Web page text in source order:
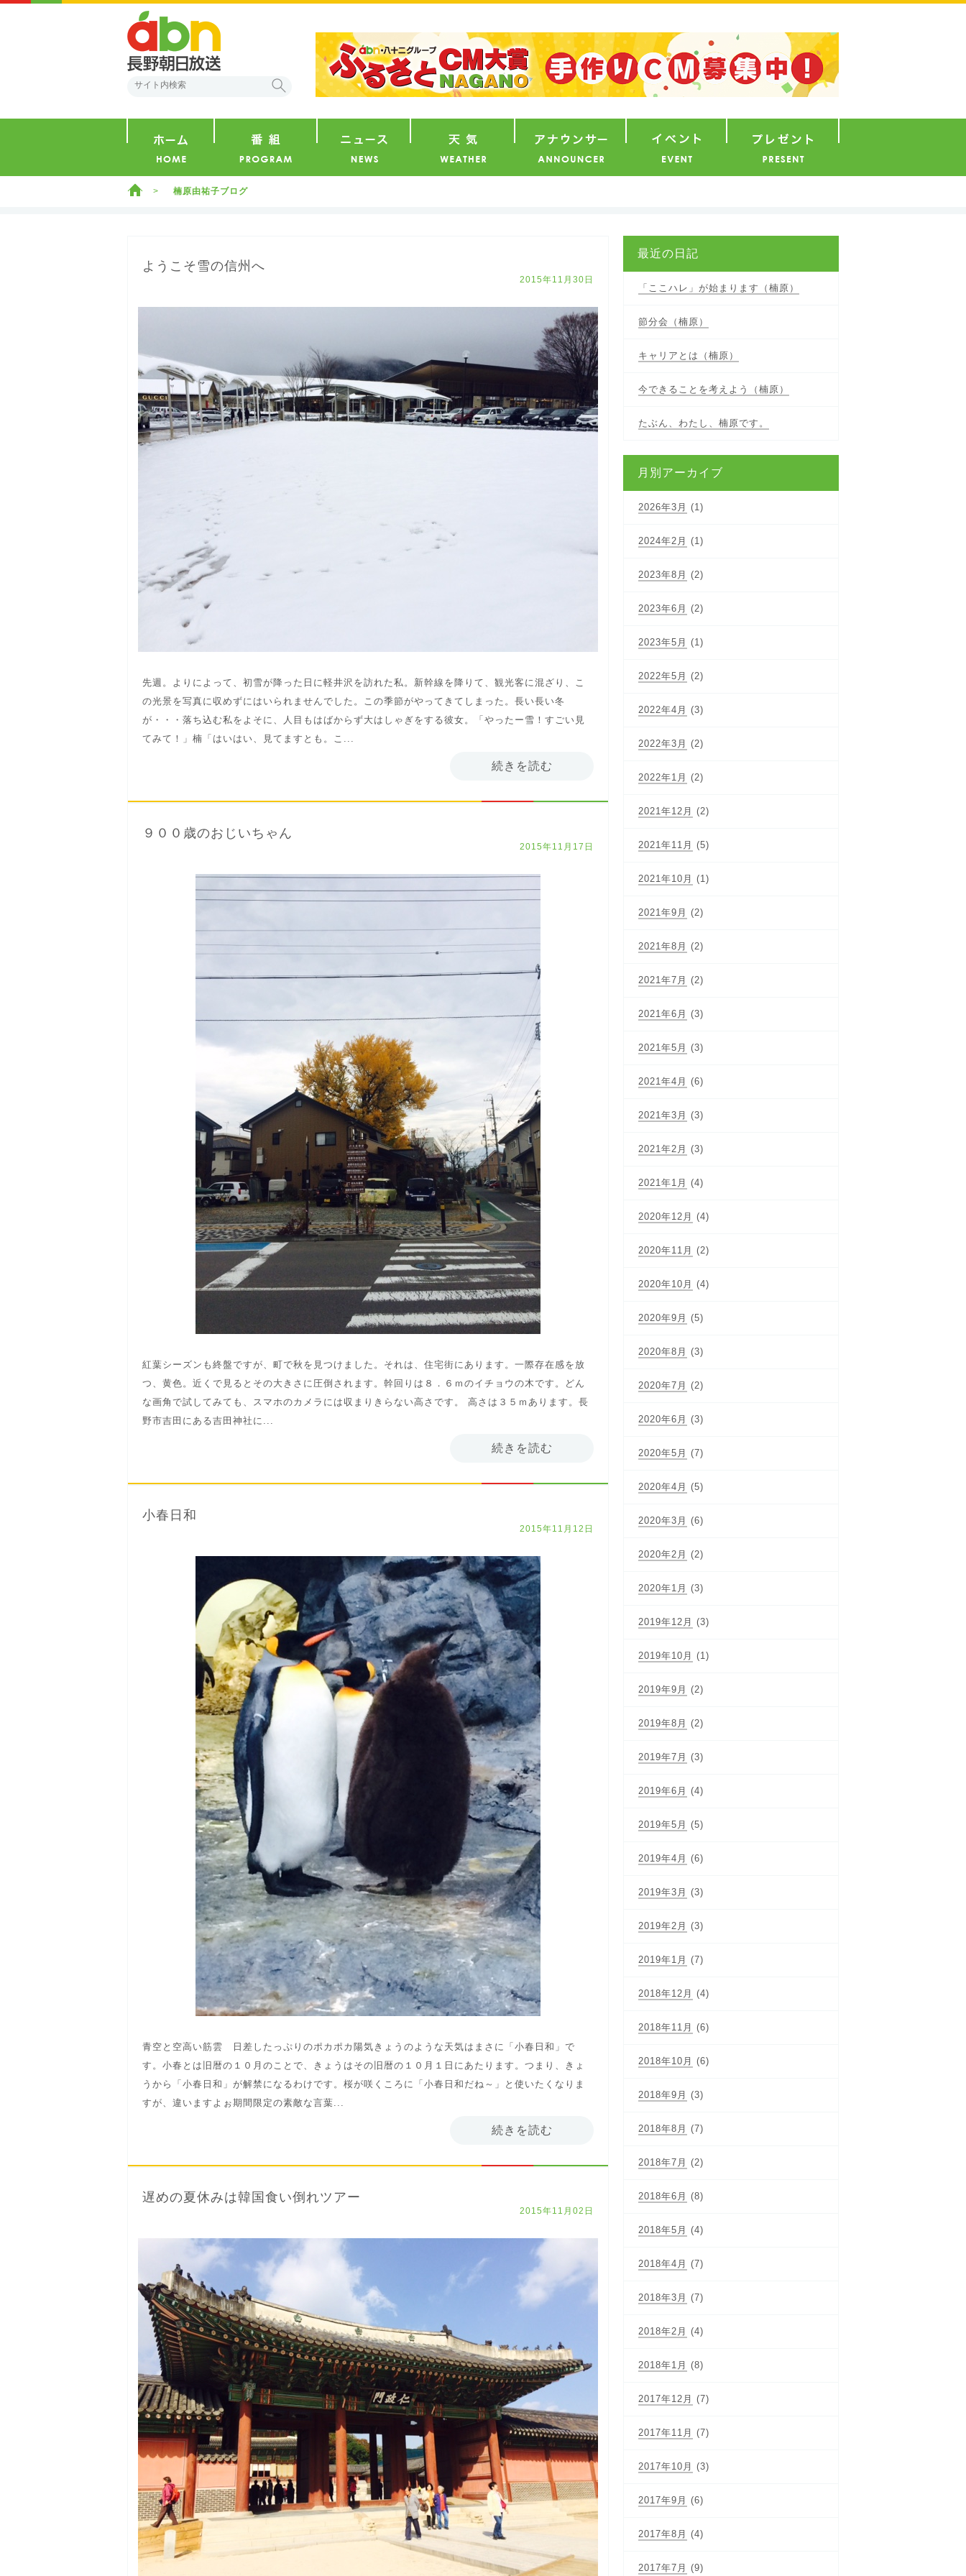
ホーム 楠原由祐子ブログ
ようこそ雪の信州へ
2015年11月30日
先週。よりによって、初雪が降った日に軽井沢を訪れた私。新幹線を降りて、観光客に混ざり、こ
の光景を写真に収めずにはいられませんでした。この季節がやってきてしまった。長い長い冬
が・・・落ち込む私をよそに、人目もはばからず大はしゃぎをする彼女。「やったー雪！すごい見
てみて！」楠「はいはい、見てますとも。こ...
続きを読む
９００歳のおじいちゃん
2015年11月17日
紅葉シーズンも終盤ですが、町で秋を見つけました。それは、住宅街にあります。一際存在感を放
つ、黄色。近くで見るとその大きさに圧倒されます。幹回りは８．６ｍのイチョウの木です。どん
な画角で試してみても、スマホのカメラには収まりきらない高さです。 高さは３５ｍあります。長
野市吉田にある吉田神社に...
続きを読む
小春日和
2015年11月12日
青空と空高い筋雲 日差したっぷりのポカポカ陽気きょうのような天気はまさに「小春日和」で
す。小春とは旧暦の１０月のことで、きょうはその旧暦の１０月１日にあたります。つまり、きょ
うから「小春日和」が解禁になるわけです。桜が咲くころに「小春日和だね～」と使いたくなりま
すが、違いますよぉ期間限定の素敵な言葉...
続きを読む
遅めの夏休みは韓国食い倒れツアー
2015年11月02日
最近の日記
「ここハレ」が始まります（楠原）
節分会（楠原）
キャリアとは（楠原）
今できることを考えよう（楠原）
たぶん、わたし、楠原です。
月別アーカイブ
2026年3月 (1)
2024年2月 (1)
2023年8月 (2)
2023年6月 (2)
2023年5月 (1)
2022年5月 (2)
2022年4月 (3)
2022年3月 (2)
2022年1月 (2)
2021年12月 (2)
2021年11月 (5)
2021年10月 (1)
2021年9月 (2)
2021年8月 (2)
2021年7月 (2)
2021年6月 (3)
2021年5月 (3)
2021年4月 (6)
2021年3月 (3)
2021年2月 (3)
2021年1月 (4)
2020年12月 (4)
2020年11月 (2)
2020年10月 (4)
2020年9月 (5)
2020年8月 (3)
2020年7月 (2)
2020年6月 (3)
2020年5月 (7)
2020年4月 (5)
2020年3月 (6)
2020年2月 (2)
2020年1月 (3)
2019年12月 (3)
2019年10月 (1)
2019年9月 (2)
2019年8月 (2)
2019年7月 (3)
2019年6月 (4)
2019年5月 (5)
2019年4月 (6)
2019年3月 (3)
2019年2月 (3)
2019年1月 (7)
2018年12月 (4)
2018年11月 (6)
2018年10月 (6)
2018年9月 (3)
2018年8月 (7)
2018年7月 (2)
2018年6月 (8)
2018年5月 (4)
2018年4月 (7)
2018年3月 (7)
2018年2月 (4)
2018年1月 (8)
2017年12月 (7)
2017年11月 (7)
2017年10月 (3)
2017年9月 (6)
2017年8月 (4)
2017年7月 (9)